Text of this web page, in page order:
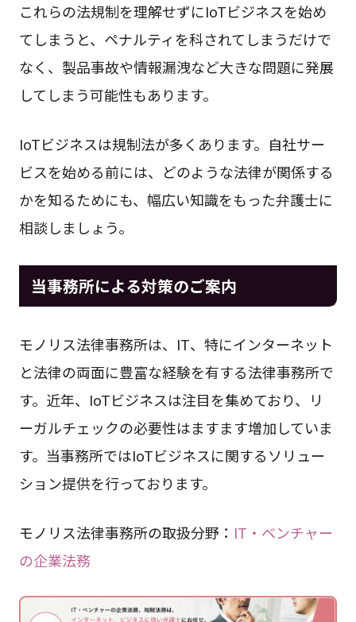
これらの法規制を理解せずにIoTビジネスを始め
てしまうと、ペナルティを科されてしまうだけで
なく、製品事故や情報漏洩など大きな問題に発展
してしまう可能性もあります。
IoTビジネスは規制法が多くあります。自社サー
ビスを始める前には、どのような法律が関係する
かを知るためにも、幅広い知識をもった弁護士に
相談しましょう。
当事務所による対策のご案内
モノリス法律事務所は、IT、特にインターネット
と法律の両面に豊富な経験を有する法律事務所で
す。近年、IoTビジネスは注目を集めており、リ
ーガルチェックの必要性はますます増加していま
す。当事務所ではIoTビジネスに関するソリュー
ション提供を行っております。
モノリス法律事務所の取扱分野： IT・ベンチャー
の企業法務